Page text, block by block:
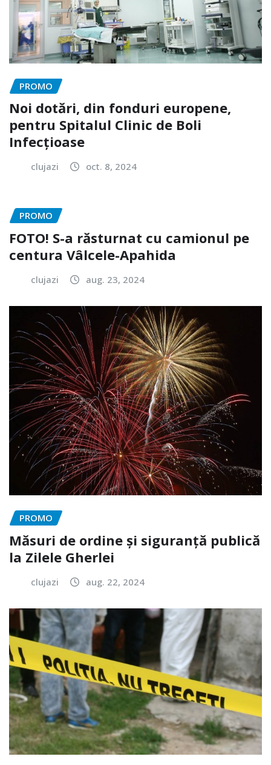
PROMO
Noi dotări, din fonduri europene,
pentru Spitalul Clinic de Boli
Infecțioase
clujazi oct. 8, 2024
PROMO
FOTO! S-a răsturnat cu camionul pe
centura Vâlcele-Apahida
clujazi aug. 23, 2024
PROMO
Măsuri de ordine și siguranță publică
la Zilele Gherlei
clujazi aug. 22, 2024